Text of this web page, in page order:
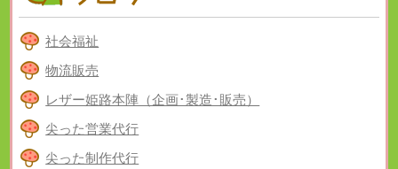
社会福祉
物流販売
レザー姫路本陣（企画･製造･販売）
尖った営業代行
尖った制作代行